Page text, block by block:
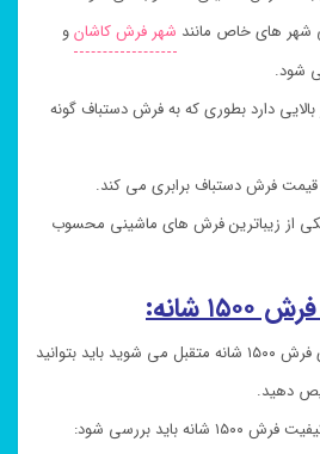
های خاص مانند شهر فرش کاشانو
شود.
دارد بطوری که به فرش دستباف گونه
از زیباترین فرش های ماشینی محسوب
شانه:
بدلیل هزینه ی زیادی که برای فرش ۱۵۰۰ شانه متقبل می شوید باید بتوانید
دهید.
باید بررسی شود: